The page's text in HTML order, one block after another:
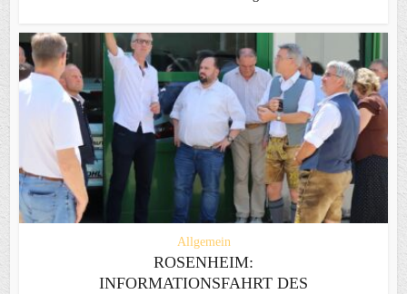
Allgemein
ROSENHEIM:
INFORMATIONSFAHRT DES